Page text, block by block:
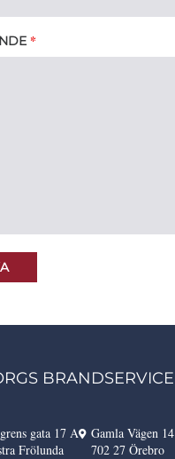
*
gata 17 A
Frölunda
Gamla Vägen 14
702 27 Örebro